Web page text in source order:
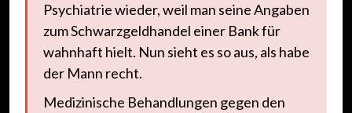
Psychiatrie wieder, weil man seine Angaben
zum Schwarzgeldhandel einer Bank für
wahnhaft hielt. Nun sieht es so aus, als habe
der Mann recht.
Medizinische Behandlungen gegen den